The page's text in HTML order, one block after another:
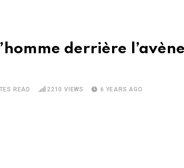
derrière
READ 2210 VIEWS 6 YEARS AGO